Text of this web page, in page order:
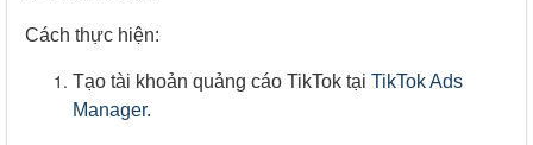
Cách thực hiện:
Tạo tài khoản quảng cáo TikTok tại TikTok Ads
Manager.